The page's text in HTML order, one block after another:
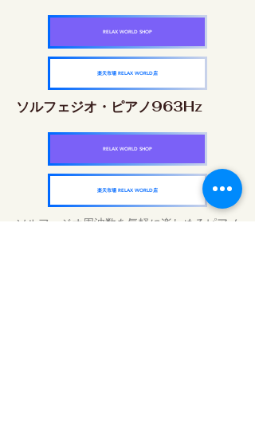
RELAX WORLD SHOP
楽天市場 RELAX WORLD店
ソルフェジオ・ピアノ963Hz
RELAX WORLD SHOP
楽天市場 RELAX WORLD店
ソルフェジオ周波数を気軽に楽しめるピアノ